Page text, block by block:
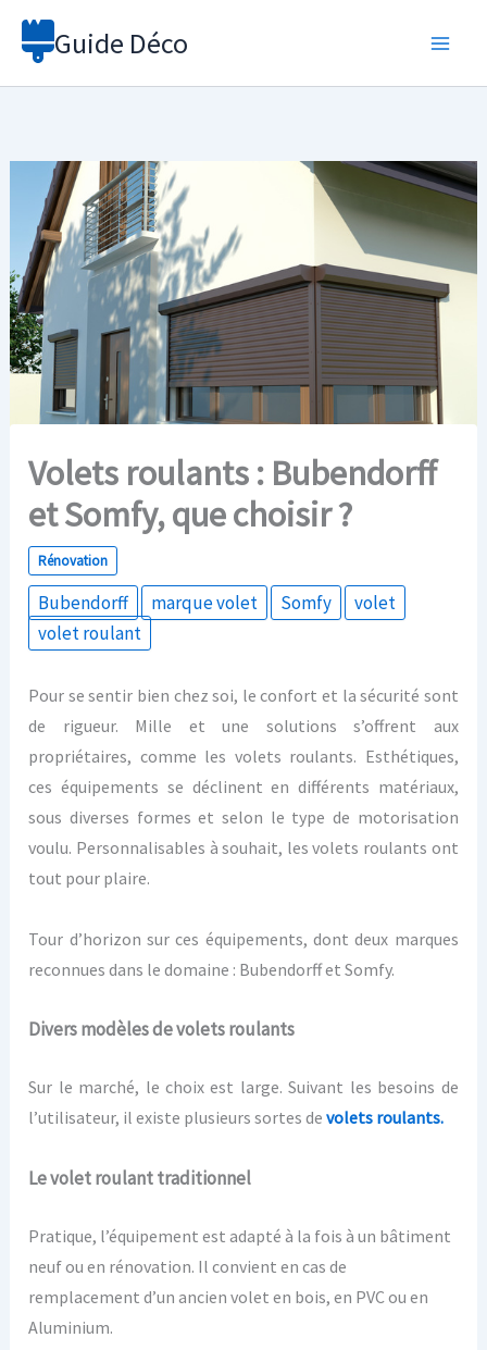
Aller
Guide Déco
Volets roulants : Bubendorff
et Somfy, que choisir ?
Rénovation
Bubendorff marque volet Somfy
volet
volet roulant
Pour se sentir bien chez soi, le confort et la sécurité sont
de rigueur. Mille et une solutions s’offrent aux
propriétaires, comme les volets roulants. Esthétiques,
ces équipements se déclinent en différents matériaux,
sous diverses formes et selon le type de motorisation
voulu. Personnalisables à souhait, les volets roulants ont
tout pour plaire.
Tour d’horizon sur ces équipements, dont deux marques
reconnues dans le domaine : Bubendorff et Somfy.
Divers modèles de volets roulants
Sur le marché, le choix est large. Suivant les besoins de
l’utilisateur, il existe plusieurs sortes de volets roulants.
Le volet roulant traditionnel
Pratique, l’équipement est adapté à la fois à un bâtiment
neuf ou en rénovation. Il convient en cas de
remplacement d’un ancien volet en bois, en PVC ou en
Aluminium.